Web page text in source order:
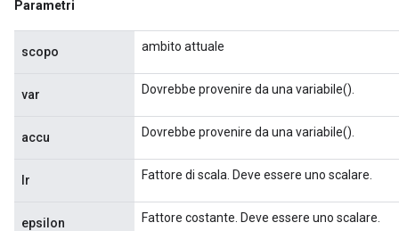
Parametri
scopo ambito attuale
var Dovrebbe provenire da una variabile().
accu Dovrebbe provenire da una variabile().
lr Fattore di scala. Deve essere uno scalare.
epsilon Fattore costante. Deve essere uno scalare.